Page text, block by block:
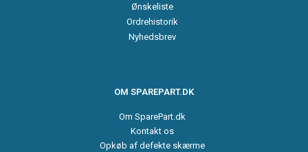
Ønskeliste
Ordrehistorik
Nyhedsbrev
OM SPAREPART.DK
Om SparePart.dk
Kontakt os
Opkøb af defekte skærme